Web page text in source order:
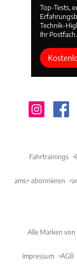
Top-Tests,
Technik-
Ihr Postfach.
Fahrtrainings
ams+ abonnieren
Alle Marken
Impressum AGB